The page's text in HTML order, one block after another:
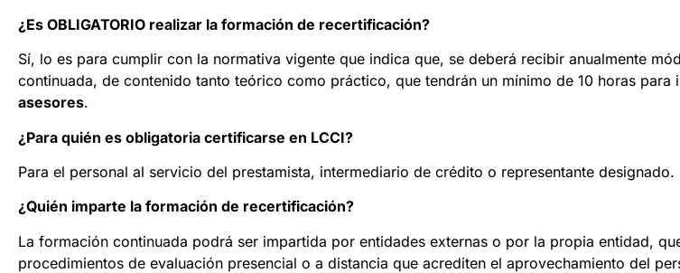
¿Es OBLIGATORIO realizar la formación de recertificación?
Sí, lo es para cumplir con la normativa vigente que indica que, se deberá recibir anualmente
continuada, de contenido tanto teórico como práctico, que tendrán un mínimo de 10 horas para
asesores.
¿Para quién es obligatoria certificarse en LCCI?
Para el personal al servicio del prestamista, intermediario de crédito o representante designado.
¿Quién imparte la formación de recertificación?
La formación continuada podrá ser impartida por entidades externas o por la propia entidad,
procedimientos de evaluación presencial o a distancia que acrediten el aprovechamiento del